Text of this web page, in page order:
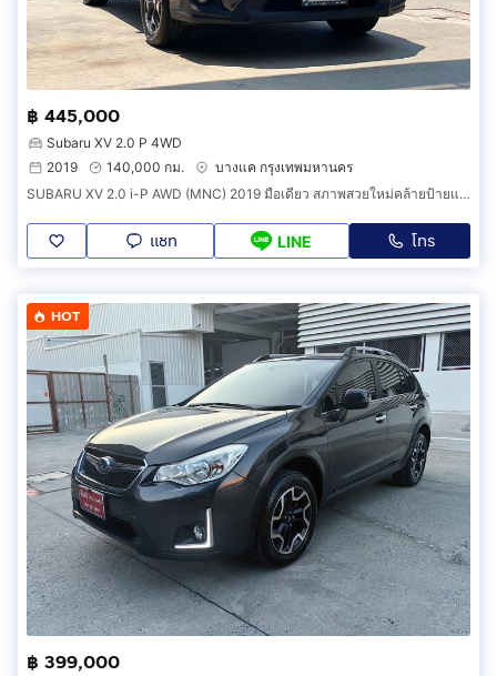
฿ 445,000
Subaru XV 2.0 P 4WD
2019
140,000 กม.
บางแค กรุงเทพมหานคร
SUBARU XV 2.0 i-P AWD (MNC) 2019 มือเดียว สภาพสวยใหม่คล้ายป้ายแดง ราคาถูก
แชท LINE โทร
HOT
฿ 399,000